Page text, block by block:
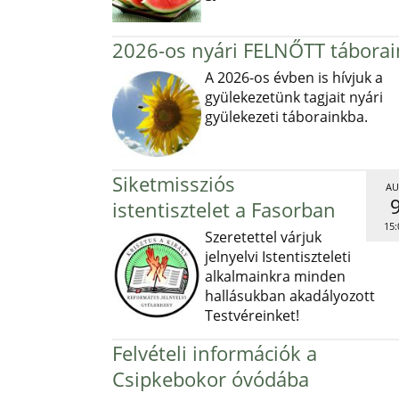
2026-os nyári FELNŐTT
A 2026-os évben is hívjuk a
gyülekezetünk tagjait nyári
gyülekezeti táborainkba.
Siketmissziós
istentisztelet a Fasorban
Szeretettel várjuk
jelnyelvi Istentiszteleti
alkalmainkra minden
hallásukban akadályozott
Testvéreinket!
Felvételi információk a
Csipkebokor óvódába